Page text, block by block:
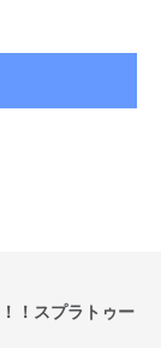
！スプラトゥー